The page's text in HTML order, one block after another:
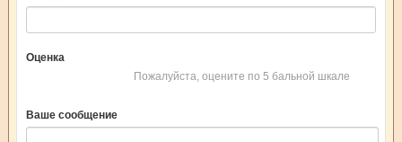
Оценка
Пожалуйста, оцените по 5 бальной шкале
Ваше сообщение